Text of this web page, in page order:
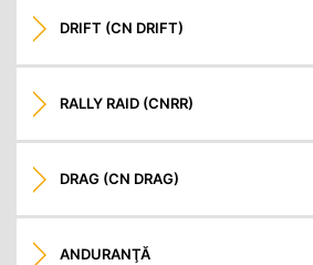
DRIFT (CN DRIFT)
RALLY RAID (CNRR)
DRAG (CN DRAG)
ANDURANŢĂ